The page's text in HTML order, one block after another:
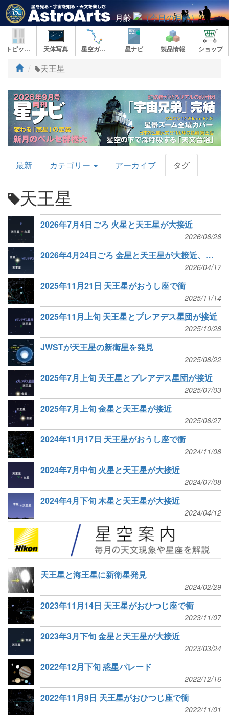
月齢
トピックス 天体写真 星空ガイド 星ナビ 製品情報 ショップ
ト
プ
天王星
AstroArts
Topics
最新 カテゴリー アーカイブ タグ
天王星
2026年7月4日ごろ 火星と天王星が大接近
2026/06/26
2026年4月24日ごろ 金星と天王星が大接近、プレアデス星団と接近
2026/04/17
2025年11月21日 天王星がおうし座で衝
2025/11/14
2025年11月上旬 天王星とプレアデス星団が接近
2025/10/28
JWSTが天王星の新衛星を発見
2025/08/22
2025年7月上旬 天王星とプレアデス星団が接近
2025/07/03
2025年7月上旬 金星と天王星が接近
2025/06/27
2024年11月17日 天王星がおうし座で衝
2024/11/08
2024年7月中旬 火星と天王星が大接近
2024/07/08
2024年4月下旬 木星と天王星が大接近
2024/04/12
天王星と海王星に新衛星発見
2024/02/29
2023年11月14日 天王星がおひつじ座で衝
2023/11/07
2023年3月下旬 金星と天王星が大接近
2023/03/24
2022年12月下旬 惑星パレード
2022/12/16
2022年11月9日 天王星がおひつじ座で衝
2022/11/01